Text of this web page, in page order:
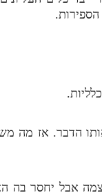
הדבר. אז מה
אבל יחסר בה